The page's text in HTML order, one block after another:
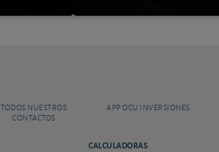
TODOS NUESTROS
CONTACTOS
APP OCU INVERSIONES
CALCULADORAS